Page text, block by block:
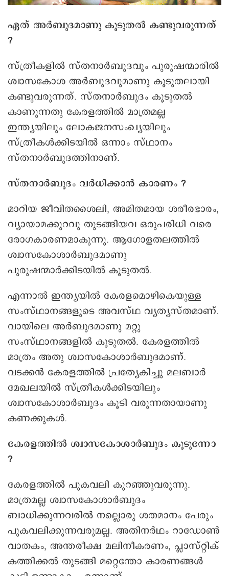
ഏത് അർബുദമാണു കൂടുതൽ കണ്ടുവരുന്നത്
?
സ്ത്രീകളിൽ സ്തനാർബുദവും പുരുഷന്മാരിൽ
ശ്വാസകോശ അർബുദവുമാണു കൂടുതലായി
കണ്ടുവരുന്നത്. സ്തനാർബുദം കൂടുതൽ
കാണുന്നതു കേരളത്തിൽ മാത്രമല്ല
ഇന്ത്യയിലും ലോകജനസംഖ്യയിലും
സ്ത്രീകൾക്കിടയിൽ ഒന്നാം സ്ഥാനം
സ്തനാർബുദത്തിനാണ്.
സ്തനാർബുദം വർധിക്കാൻ കാരണം ?
മാറിയ ജീവിതശൈലി, അമിതമായ ശരീരഭാരം,
വ്യായാമക്കുറവു തുടങ്ങിയവ ഒരുപരിധി വരെ
രോഗകാരണമാകുന്നു. ആഗോളതലത്തിൽ
ശ്വാസകോശാർബുദമാണു
പുരുഷന്മാർക്കിടയിൽ കൂടുതൽ.
എന്നാൽ ഇന്ത്യയിൽ കേരളമൊഴികെയുള്ള
സംസ്ഥാനങ്ങളുടെ അവസ്ഥ വ്യത്യസ്തമാണ്.
വായിലെ അർബുദമാണു മറ്റു
സംസ്ഥാനങ്ങളിൽ കൂടുതൽ. കേരളത്തിൽ
മാത്രം അതു ശ്വാസകോശാർബുദമാണ്.
വടക്കൻ കേരളത്തിൽ പ്രത്യേകിച്ചു മലബാർ
മേഖലയിൽ സ്ത്രീകൾക്കിടയിലും
ശ്വാസകോശാർബുദം കൂടി വരുന്നതായാണു
കണക്കുകൾ.
കേരളത്തിൽ ശ്വാസകോശാർബുദം കൂടുന്നോ
?
കേരളത്തിൽ പുകവലി കുറഞ്ഞുവരുന്നു.
മാത്രമല്ല ശ്വാസകോശാർബുദം
ബാധിക്കുന്നവരിൽ നല്ലൊരു ശതമാനം പേരും
പുകവലിക്കുന്നവരുമല്ല. അതിനർഥം റാഡോൺ
വാതകം, അന്തരീക്ഷ മലിനീകരണം, പ്ലാസ്റ്റിക്
കത്തിക്കൽ തുടങ്ങി മറ്റെന്തോ കാരണങ്ങൾ